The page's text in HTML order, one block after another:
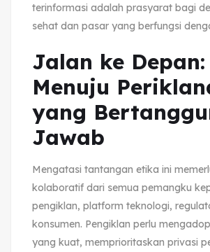
terinformasi adalah prasyarat bagi
sehat dan pasar yang berfungsi
Jalan ke Depan:
Menuju
yang
Jawab
Mengatasi tantangan etika ini
kolaboratif dari semua pemangku
pengiklan, platform teknologi,
konsumen. Pengiklan perlu
yang kuat, memprioritaskan privasi